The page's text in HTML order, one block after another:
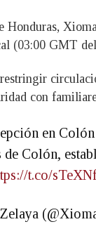
Honduras,
(03:00 GMT
con
en
Colón,
t.co/